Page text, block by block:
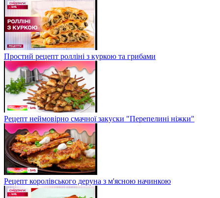
Простий рецепт ролліні з куркою та грибами
Рецепт неймовірно смачної закуски "Перепелині ніжки"
Рецепт королівського деруна з м'ясною начинкою